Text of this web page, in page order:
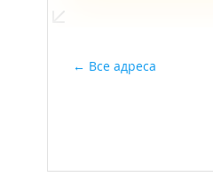
Все адреса